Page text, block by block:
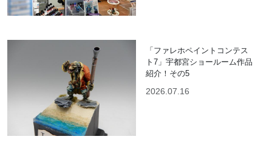
「ファレホペイントコンテス
ト7」宇都宮ショールーム作品
紹介！その5
2026.07.16